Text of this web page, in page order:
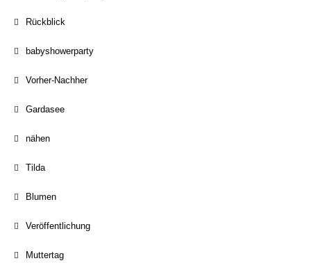
Rückblick
babyshowerparty
Vorher-Nachher
Gardasee
nähen
Tilda
Blumen
Veröffentlichung
Muttertag